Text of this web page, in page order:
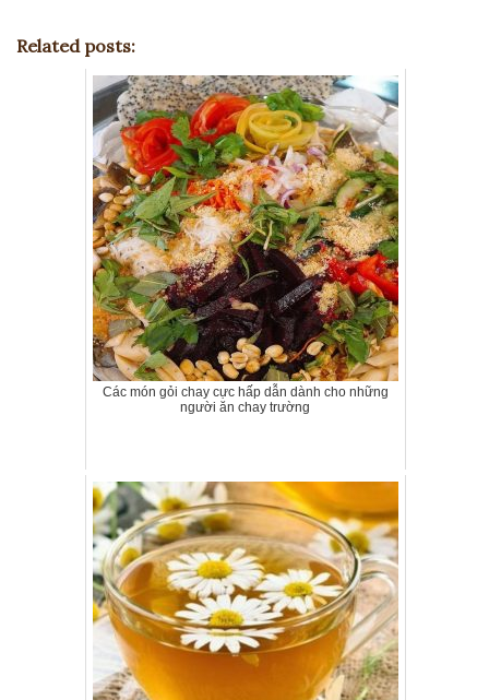
Related posts:
Các món gỏi chay cực hấp dẫn dành cho những
người ăn chay trường